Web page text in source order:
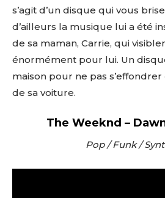
s’agit d’un disque qui vous
d’ailleurs la musique lui a été
de sa maman, Carrie, qui
énormément pour lui. Un
maison pour ne pas
de sa voiture.
The Weeknd –
Pop / Funk /